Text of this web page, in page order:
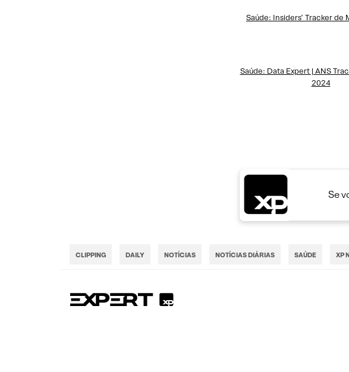
Saúde: Insiders’ Tracker de
Saúde: Data Expert | ANS
2024
Se
CLIPPING DAILY NOTÍCIAS NOTÍCIAS DIÁRIAS SAÚDE XP